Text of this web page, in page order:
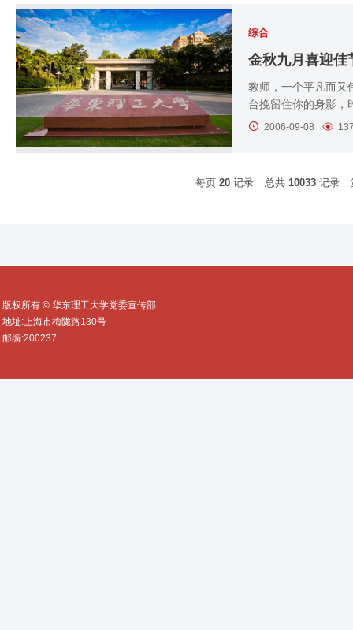
综合
金秋九月喜迎佳
教师，一个平凡而又
台挽留住你的身影，
2006-09-08
每页 20 记录 总共 10033 记录
版权所有 © 华东理工大学党委宣传部
地址:上海市梅陇路130号
邮编:200237